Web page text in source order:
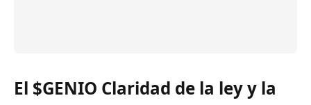
El $GENIO Claridad de la ley y la